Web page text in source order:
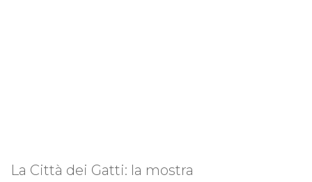
La Città dei Gatti: la mostra